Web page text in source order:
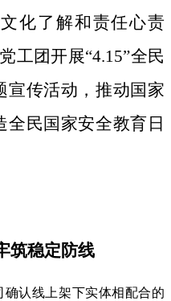
化了解和责任心责
工团开展“4.15”全民
宣传活动，推动国家
民国家安全教育日
筑稳定防线
认线上架下实体相配合的